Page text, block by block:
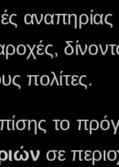
πολίτες.
το
σε